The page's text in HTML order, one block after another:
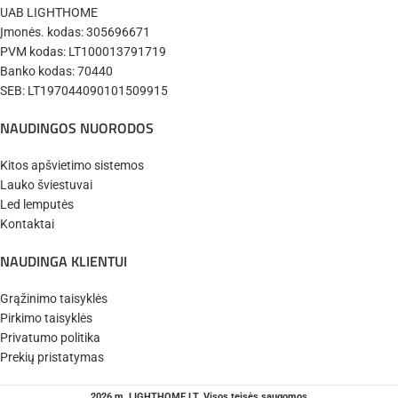
✔️Pristatysime per 1-3 d.d.
UAB LIGHTHOME
Įmonės. kodas: 305696671
PVM kodas: LT100013791719
Banko kodas: 70440
SEB: LT197044090101509915
NAUDINGOS NUORODOS
Kitos apšvietimo sistemos
Lauko šviestuvai
Led lemputės
Kontaktai
NAUDINGA KLIENTUI
Grąžinimo taisyklės
Pirkimo taisyklės
Privatumo politika
Prekių pristatymas